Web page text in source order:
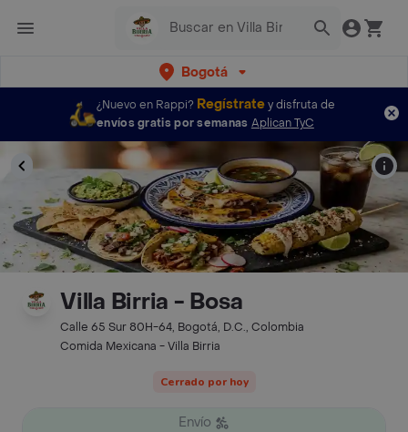
Bogotá
¿Nuevo en Rappi? Regístratey disfruta de
envíos gratis por semanas Aplican TyC
Villa Birria - Bosa
Calle 65 Sur 80H-64, Bogotá, D.C., Colombia
Comida Mexicana - Villa Birria
Cerrado por hoy
Envío